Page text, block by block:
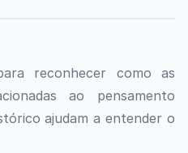
reconhecer como as
ao pensamento
ajudam a entender o